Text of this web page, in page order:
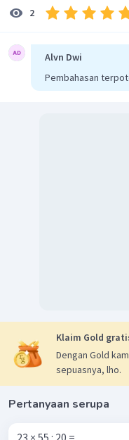
2
Alvn Dwi
Pembahasan
Klaim Gold
Dengan Gold
sepuasnya, lho.
Pertanyaan serupa
23 × 55 : 20 = ...